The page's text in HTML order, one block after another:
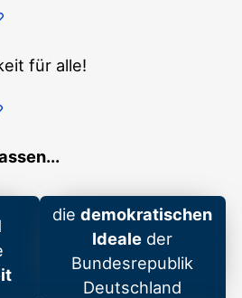
für alle!
diedemokratischen
Ideale der
Bundesrepublik
Deutschland